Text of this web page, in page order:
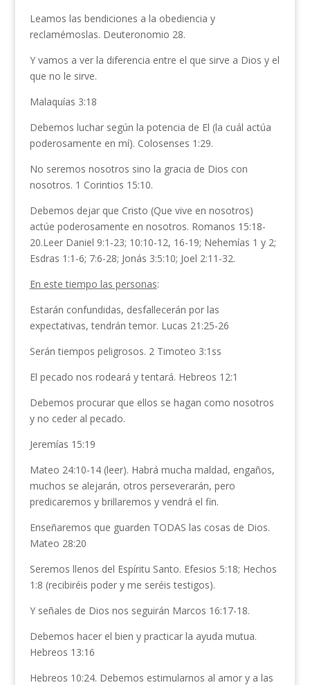
Leamos las bendiciones a la obediencia y
reclamémoslas. Deuteronomio 28.
Y vamos a ver la diferencia entre el que sirve a Dios y el
que no le sirve.
Malaquías 3:18
Debemos luchar según la potencia de El (la cuál actúa
poderosamente en mí). Colosenses 1:29.
No seremos nosotros sino la gracia de Dios con
nosotros. 1 Corintios 15:10.
Debemos dejar que Cristo (Que vive en nosotros)
actúe poderosamente en nosotros. Romanos 15:18-
20.Leer Daniel 9:1-23; 10:10-12, 16-19; Nehemías 1 y 2;
Esdras 1:1-6; 7:6-28; Jonás 3:5:10; Joel 2:11-32.
En este tiempo las personas:
Estarán confundidas, desfallecerán por las
expectativas, tendrán temor. Lucas 21:25-26
Serán tiempos peligrosos. 2 Timoteo 3:1ss
El pecado nos rodeará y tentará. Hebreos 12:1
Debemos procurar que ellos se hagan como nosotros
y no ceder al pecado.
Jeremías 15:19
Mateo 24:10-14 (leer). Habrá mucha maldad, engaños,
muchos se alejarán, otros perseverarán, pero
predicaremos y brillaremos y vendrá el fin.
Enseñaremos que guarden TODAS las cosas de Dios.
Mateo 28:20
Seremos llenos del Espíritu Santo. Efesios 5:18; Hechos
1:8 (recibiréis poder y me seréis testigos).
Y señales de Dios nos seguirán Marcos 16:17-18.
Debemos hacer el bien y practicar la ayuda mutua.
Hebreos 13:16
Hebreos 10:24. Debemos estimularnos al amor y a las